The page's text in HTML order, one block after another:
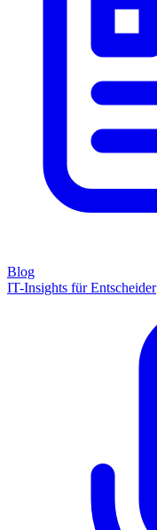
Blog
IT-Insights für Entscheider